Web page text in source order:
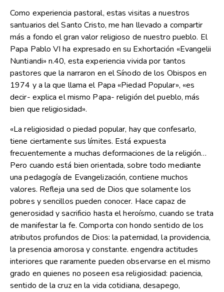
Como experiencia pastoral, estas visitas a nuestros
santuarios del Santo Cristo, me han llevado a compartir
más a fondo el gran valor religioso de nuestro pueblo. El
Papa Pablo VI ha expresado en su Exhortación «Evangelii
Nuntiandi» n.40, esta experiencia vivida por tantos
pastores que la narraron en el Sínodo de los Obispos en
1974 y a la que llama el Papa «Piedad Popular», «es
decir- explica el mismo Papa- religión del pueblo, más
bien que religiosidad».
«La religiosidad o piedad popular, hay que confesarlo,
tiene ciertamente sus límites. Está expuesta
frecuentemente a muchas deformaciones de la religión…
Pero cuando está bien orientada, sobre todo mediante
una pedagogía de Evangelización, contiene muchos
valores. Refleja una sed de Dios que solamente los
pobres y sencillos pueden conocer. Hace capaz de
generosidad y sacrificio hasta el heroísmo, cuando se trata
de manifestar la fe. Comporta con hondo sentido de los
atributos profundos de Dios: la paternidad, la providencia,
la presencia amorosa y constante. engendra actitudes
interiores que raramente pueden observarse en el mismo
grado en quienes no poseen esa religiosidad: paciencia,
sentido de la cruz en la vida cotidiana, desapego,